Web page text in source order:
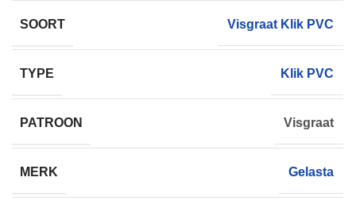
SOORT Visgraat Klik PVC
TYPE Klik PVC
PATROON Visgraat
MERK Gelasta